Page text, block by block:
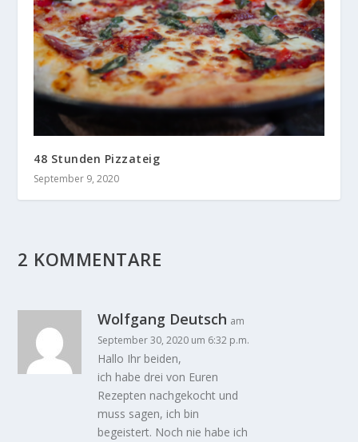
48 Stunden Pizzateig
September 9, 2020
2 KOMMENTARE
Wolfgang Deutsch am
September 30, 2020 um 6:32 p.m.
Hallo Ihr beiden,
ich habe drei von Euren
Rezepten nachgekocht und
muss sagen, ich bin
begeistert. Noch nie habe ich